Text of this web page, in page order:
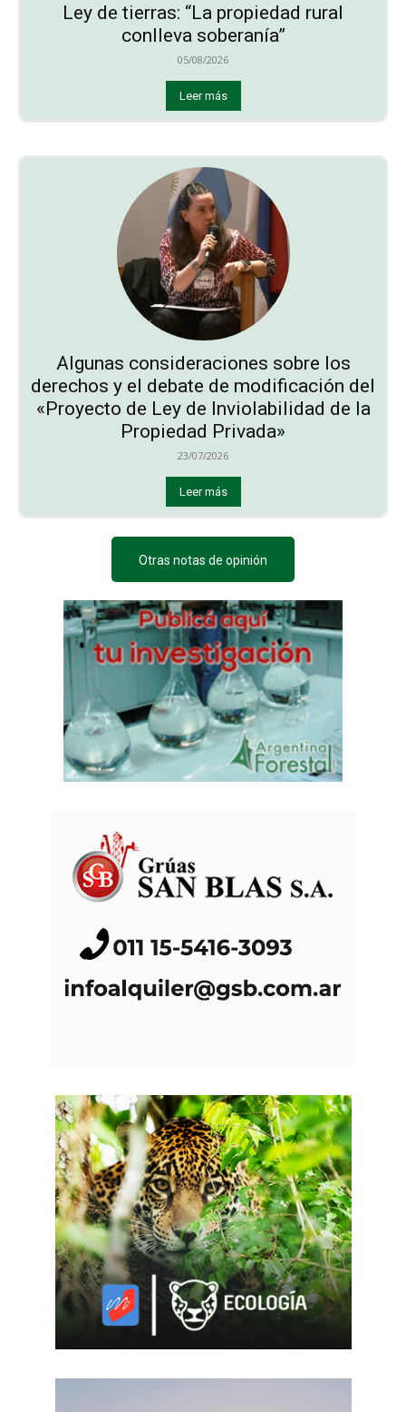
Ley de tierras: “La propiedad rural
conlleva soberanía”
05/08/2026
Leer más
Algunas consideraciones sobre los
derechos y el debate de modificación del
«Proyecto de Ley de Inviolabilidad de la
Propiedad Privada»
23/07/2026
Leer más
Otras notas de opinión